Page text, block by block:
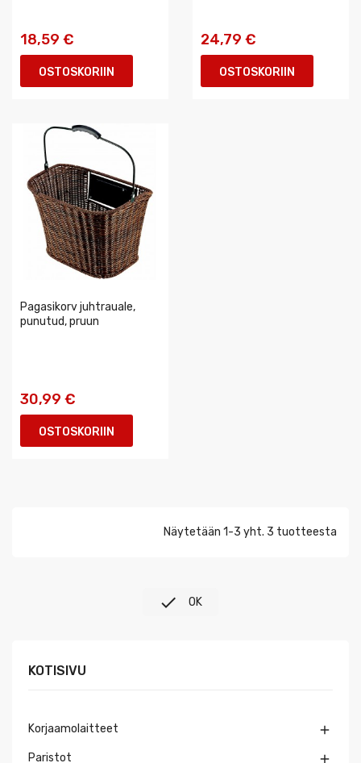
18,59 €
OSTOSKORIIN
24,79 €
OSTOSKORIIN
Pagasikorv juhtrauale,
punutud, pruun
30,99 €
OSTOSKORIIN
Näytetään 1-3 yht. 3 tuotteesta
 OK
KOTISIVU
Korjaamolaitteet 
Paristot 